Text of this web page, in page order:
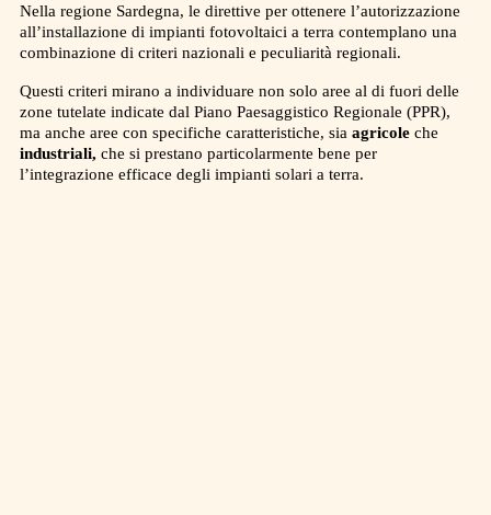
Nella regione Sardegna, le direttive per ottenere l’autorizzazione
all’installazione di impianti fotovoltaici a terra contemplano una
combinazione di criteri nazionali e peculiarità regionali.
Questi criteri mirano a individuare non solo aree al di fuori delle
zone tutelate indicate dal Piano Paesaggistico Regionale (PPR),
ma anche aree con specifiche caratteristiche, sia agricoleche
industriali, che si prestano particolarmente bene per
l’integrazione efficace degli impianti solari a terra.